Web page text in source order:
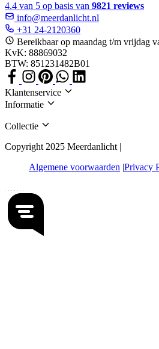
4.4 van 5 op basis van 9821 reviews
info@meerdanlicht.nl
+31 24-2120360
Bereikbaar op maandag t/m vrijdag
KvK: 88869032
BTW: 851231482B01
Klantenservice
Informatie
Collectie
Copyright 2025 Meerdanlicht |
Algemene voorwaarden Privacy